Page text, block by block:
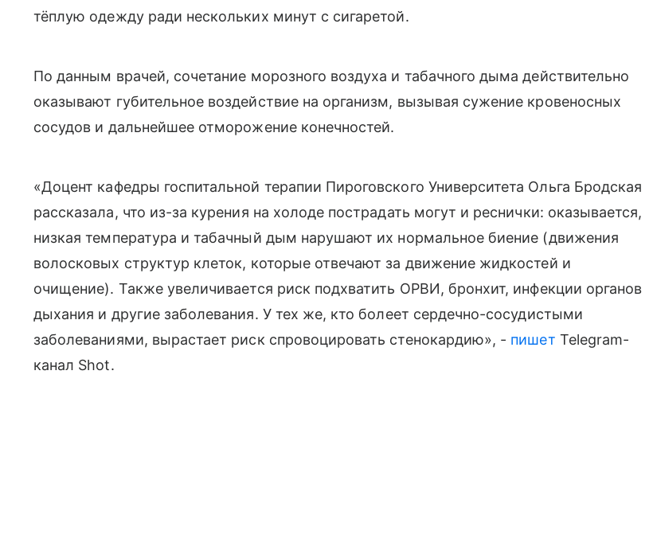
тёплую одежду ради нескольких минут с сигаретой.
По данным врачей, сочетание морозного воздуха и табачного дыма действительно
оказывают губительное воздействие на организм, вызывая сужение кровеносных
сосудов и дальнейшее отморожение конечностей.
«Доцент кафедры госпитальной терапии Пироговского Университета Ольга Бродская
рассказала, что из-за курения на холоде пострадать могут и реснички: оказывается,
низкая температура и табачный дым нарушают их нормальное биение (движения
волосковых структур клеток, которые отвечают за движение жидкостей и
очищение). Также увеличивается риск подхватить ОРВИ, бронхит, инфекции органов
дыхания и другие заболевания. У тех же, кто болеет сердечно-сосудистыми
заболеваниями, вырастает риск спровоцировать стенокардию», - пишет Telegram-
канал Shot.